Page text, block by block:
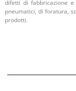
difetti di fabbricazione
pneumatici, di foratura,
prodotti.